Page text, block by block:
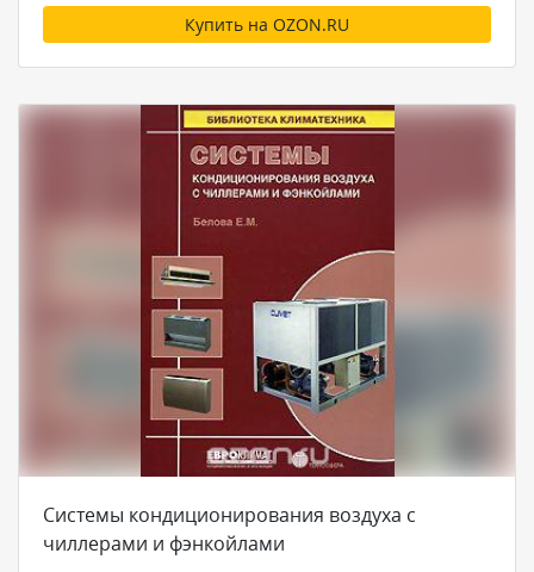
Купить на OZON.RU
Системы кондиционирования воздуха с
чиллерами и фэнкойлами